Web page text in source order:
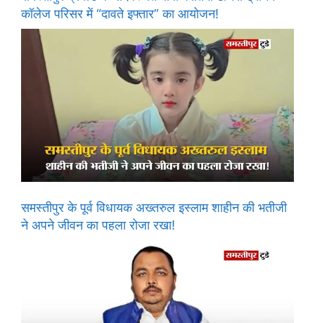
कॉलेज परिसर में “दावते इफ्तार” का आयोजन!
समस्तीपुर के पूर्व विधायक अख्तरुल इस्लाम शाहीन की भतीजी
ने अपने जीवन का पहला रोजा रखा!